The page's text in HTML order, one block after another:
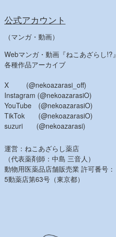
公式アカウント
（マンガ・動画）
Webマンガ・動画『ねこあざらし!?』
各種作品アーカイブ
X (@nekoazarasi_off)
Instagram (@nekoazarasiO)
YouTube (@nekoazarasiO)
TikTok (@nekoazarasiO)
suzuri (@nekoazarasi)
運営：ねこあざらし薬店
（代表薬剤師：中島 三音人）
動物用医薬品店舗販売業 許可番号：
5動薬店第63号（東京都）